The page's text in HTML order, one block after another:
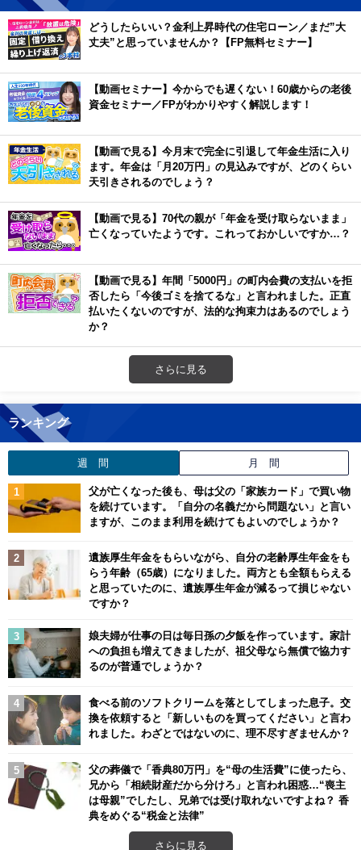
どうしたらいい？金利上昇時代の住宅ローン／まだ”大
丈夫”と思っていませんか？【FP無料セミナー】
【動画セミナー】今からでも遅くない！60歳からの老後
資金セミナー／FPがわかりやすく解説します！
【動画で見る】今月末で完全に引退して年金生活に入り
ます。年金は「月20万円」の見込みですが、どのくらい
天引きされるのでしょう？
【動画で見る】70代の親が「年金を受け取らないまま」
亡くなっていたようです。これっておかしいですか…？
【動画で見る】年間「5000円」の町内会費の支払いを拒
否したら「今後ゴミを捨てるな」と言われました。正直
払いたくないのですが、法的な拘束力はあるのでしょう
か？
さらに見る
ランキング
週 間 月 間
父が亡くなった後も、母は父の「家族カード」で買い物
を続けています。「自分の名義だから問題ない」と言い
ますが、このまま利用を続けてもよいのでしょうか？
遺族厚生年金をもらいながら、自分の老齢厚生年金をも
らう年齢（65歳）になりました。両方とも全額もらえる
と思っていたのに、遺族厚生年金が減るって損じゃない
ですか？
娘夫婦が仕事の日は毎日孫の夕飯を作っています。家計
への負担も増えてきましたが、祖父母なら無償で協力す
るのが普通でしょうか？
食べる前のソフトクリームを落としてしまった息子。交
換を依頼すると「新しいものを買ってください」と言わ
れました。わざとではないのに、理不尽すぎませんか？
父の葬儀で「香典80万円」を“母の生活費”に使ったら、
兄から「相続財産だから分けろ」と言われ困惑…“喪主
は母親”でしたし、兄弟では受け取れないですよね？ 香
典をめぐる“税金と法律”
さらに見る